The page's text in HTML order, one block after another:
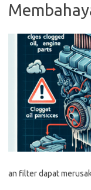
an filter dapat